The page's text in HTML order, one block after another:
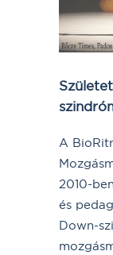
A
2010-
és
Down-